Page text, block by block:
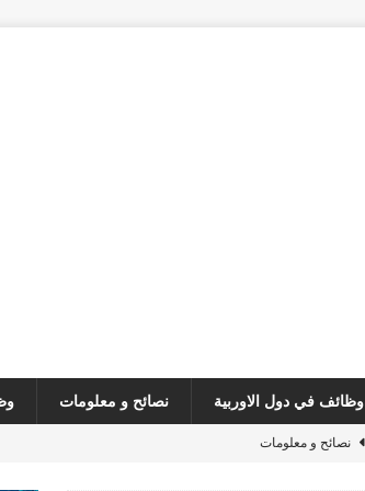
وظائف في دول الاوربية نصائح و معلومات
نصائح و معلومات